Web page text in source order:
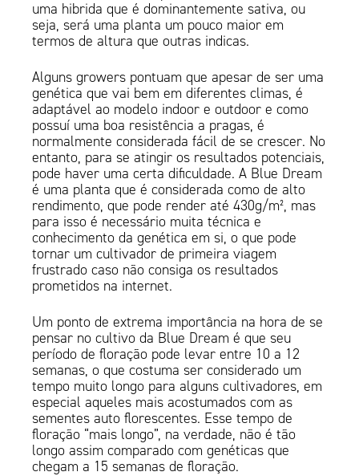
uma hibrida que é dominantemente sativa, ou
seja, será uma planta um pouco maior em
termos de altura que outras indicas.
Alguns growers pontuam que apesar de ser uma
genética que vai bem em diferentes climas, é
adaptável ao modelo indoor e outdoor e como
possuí uma boa resistência a pragas, é
normalmente considerada fácil de se crescer. No
entanto, para se atingir os resultados potenciais,
pode haver uma certa dificuldade. A Blue Dream
é uma planta que é considerada como de alto
rendimento, que pode render até 430g/m², mas
para isso é necessário muita técnica e
conhecimento da genética em si, o que pode
tornar um cultivador de primeira viagem
frustrado caso não consiga os resultados
prometidos na internet.
Um ponto de extrema importância na hora de se
pensar no cultivo da Blue Dream é que seu
período de floração pode levar entre 10 a 12
semanas, o que costuma ser considerado um
tempo muito longo para alguns cultivadores, em
especial aqueles mais acostumados com as
sementes auto florescentes. Esse tempo de
floração “mais longo”, na verdade, não é tão
longo assim comparado com genéticas que
chegam a 15 semanas de floração.